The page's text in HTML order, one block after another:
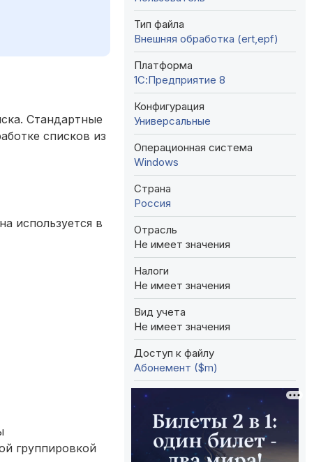
Стандартные
списков из
используется в
группировкой
Тип файла
Внешняя обработка (ert,epf)
Платформа
1С:Предприятие 8
Конфигурация
Универсальные
Операционная система
Windows
Страна
Россия
Отрасль
Не имеет значения
Налоги
Не имеет значения
Вид учета
Не имеет значения
Доступ к файлу
Абонемент ($m)